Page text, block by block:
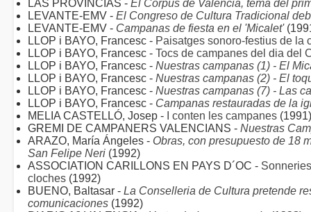
LAS PROVINCIAS - El Corpus de Valencia, tema del
LEVANTE-EMV - El Congreso de Cultura Tradicional
LEVANTE-EMV - Campanas de fiesta en el 'Micalet'
LLOP i BAYO, Francesc - Paisatges sonoro-festius de la
LLOP i BAYO, Francesc - Tocs de campanes del dia del
LLOP i BAYO, Francesc - Nuestras campanas (1) - El
LLOP i BAYO, Francesc - Nuestras campanas (2) - El
LLOP i BAYO, Francesc - Nuestras campanas (7) - Las
LLOP i BAYO, Francesc - Campanas restauradas de la
MELIA CASTELLÓ, Josep -
I conten les campanes (1991)
GREMI DE CAMPANERS VALENCIANS - Nuestras
ARAZO, María Ángeles - Obras, con presupuesto de 18
San Felipe Neri (1992)
ASSOCIATION CARILLONS EN PAYS D´OC -
cloches (1992)
BUENO, Baltasar - La Conselleria de Cultura pretende
comunicaciones (1992)